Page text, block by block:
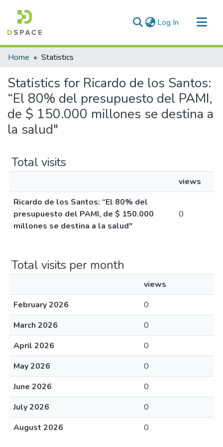
Log In (current)
Communities & Collections
Home Statistics
Statistics for Ricardo de los Santos:
“El 80% del presupuesto del PAMI,
de $ 150.000 millones se destina a
la salud"
Total visits
views
Ricardo de los Santos: “El 80% del
presupuesto del PAMI, de $ 150.000
millones se destina a la salud"
0
Total visits per month
views
February 2026
0
March 2026
0
April 2026
0
May 2026
0
June 2026
0
July 2026
0
August 2026
0